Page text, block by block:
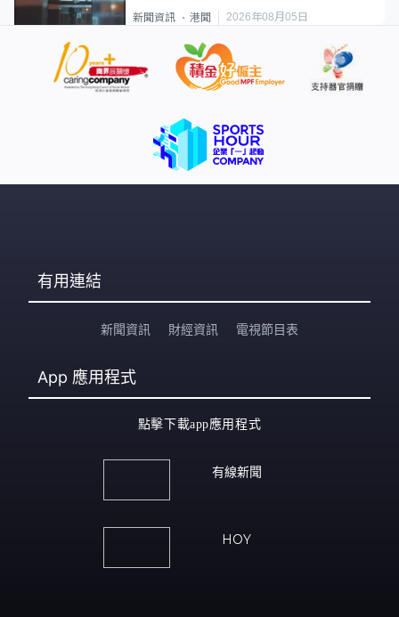
新聞資訊 港聞 2026年08月05日
有用連結
新聞資訊 財經資訊 電視節目表
App 應用程式
點擊下載app應用程式
有線新聞
HOY